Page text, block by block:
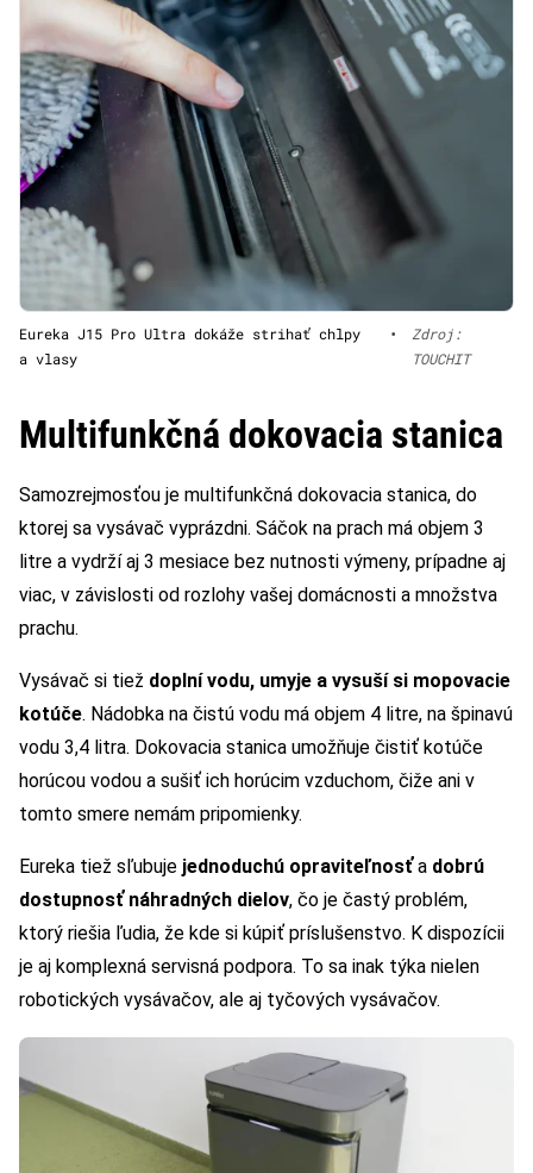
Eureka J15 Pro Ultra dokáže strihať chlpy
a vlasy
•
Zdroj:
TOUCHIT
Multifunkčná dokovacia stanica
Samozrejmosťou je multifunkčná dokovacia stanica, do
ktorej sa vysávač vyprázdni. Sáčok na prach má objem 3
litre a vydrží aj 3 mesiace bez nutnosti výmeny, prípadne aj
viac, v závislosti od rozlohy vašej domácnosti a množstva
prachu.
Vysávač si tiež doplní vodu, umyje a vysuší si mopovacie
kotúče. Nádobka na čistú vodu má objem 4 litre, na špinavú
vodu 3,4 litra. Dokovacia stanica umožňuje čistiť kotúče
horúcou vodou a sušiť ich horúcim vzduchom, čiže ani v
tomto smere nemám pripomienky.
Eureka tiež sľubuje jednoduchú opraviteľnosťa dobrú
dostupnosť náhradných dielov, čo je častý problém,
ktorý riešia ľudia, že kde si kúpiť príslušenstvo. K dispozícii
je aj komplexná servisná podpora. To sa inak týka nielen
robotických vysávačov, ale aj tyčových vysávačov.